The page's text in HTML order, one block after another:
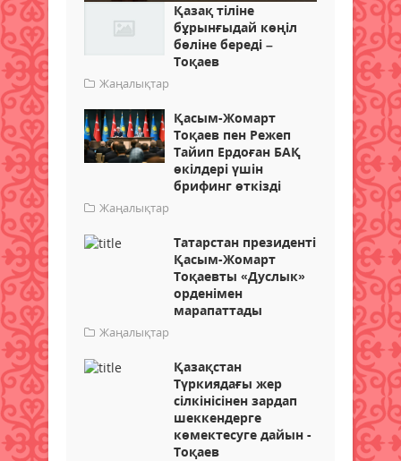
Қазақ тіліне
бұрынғыдай көңіл
бөліне береді –
Тоқаев
Жаңалықтар
Қасым-Жомарт
Тоқаев пен Режеп
Тайип Ердоған БАҚ
өкілдері үшін
брифинг өткізді
Жаңалықтар
Татарстан президенті
Қасым-Жомарт
Тоқаевты «Дуслык»
орденімен
марапаттады
Жаңалықтар
Қазақстан
Түркиядағы жер
сілкінісінен зардап
шеккендерге
көмектесуге дайын -
Тоқаев